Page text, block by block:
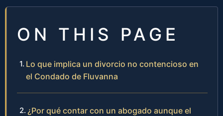
ON THIS PAGE
Lo que implica un divorcio no contencioso en
el Condado de Fluvanna
¿Por qué contar con un abogado aunque el